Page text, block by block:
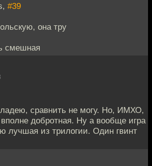
#39
она тру
смешная
сравнить не могу. Но, ИМХО,
вполне добротная. Ну а вообще игра
лучшая из трилогии. Один гвинт